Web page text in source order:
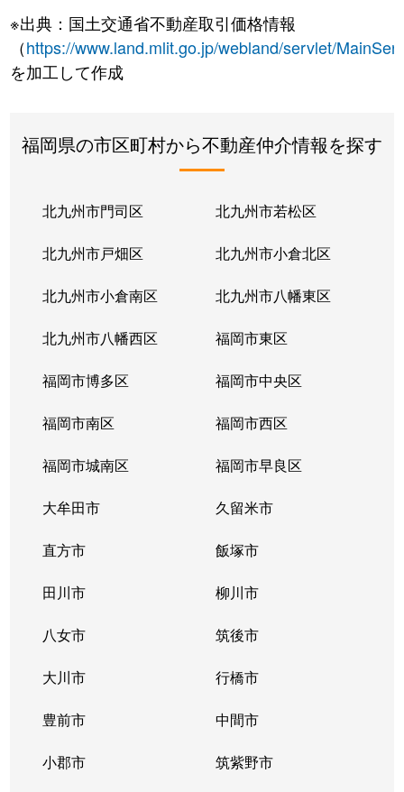
※出典：国土交通省不動産取引価格情報
（https://www.land.mlit.go.jp/webland/servlet/
を加工して作成
福岡県の市区町村から不動産仲介情報を探す
北九州市門司区 北九州市若松区
北九州市戸畑区 北九州市小倉北区
北九州市小倉南区 北九州市八幡東区
北九州市八幡西区 福岡市東区
福岡市博多区 福岡市中央区
福岡市南区 福岡市西区
福岡市城南区 福岡市早良区
大牟田市 久留米市
直方市 飯塚市
田川市 柳川市
八女市 筑後市
大川市 行橋市
豊前市 中間市
小郡市 筑紫野市